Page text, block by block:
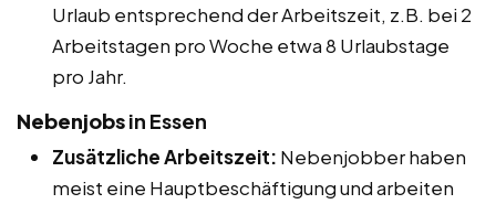
Urlaub entsprechend der Arbeitszeit, z.B. bei 2
Arbeitstagen pro Woche etwa 8 Urlaubstage
pro Jahr.
Nebenjobsin Essen
Zusätzliche Arbeitszeit: Nebenjobber haben
meist eine Hauptbeschäftigung und arbeiten